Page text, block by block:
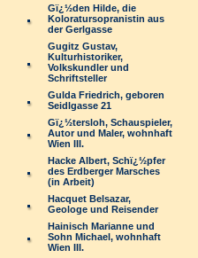
Gï¿½den Hilde, die
Koloratursopranistin aus
der Gerlgasse
Gugitz Gustav,
Kulturhistoriker,
Volkskundler und
Schriftsteller
Gulda Friedrich, geboren
Seidlgasse 21
Gï¿½tersloh, Schauspieler,
Autor und Maler, wohnhaft
Wien III.
Hacke Albert, Schï¿½pfer
des Erdberger Marsches
(in Arbeit)
Hacquet Belsazar,
Geologe und Reisender
Hainisch Marianne und
Sohn Michael, wohnhaft
Wien III.